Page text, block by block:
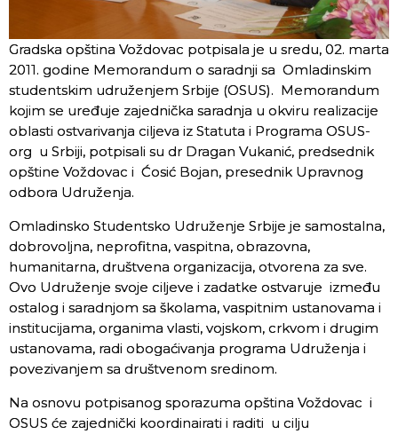
Gradska opština Voždovac potpisala je u sredu, 02. marta
2011. godine Memorandum o saradnji sa Omladinskim
studentskim udruženjem Srbije (OSUS). Memorandum
kojim se uređuje zajednička saradnja u okviru realizacije
oblasti ostvarivanja ciljeva iz Statuta i Programa OSUS-
org u Srbiji, potpisali su dr Dragan Vukanić, predsednik
opštine Voždovac i Ćosić Bojan, presednik Upravnog
odbora Udruženja.
Omladinsko Studentsko Udruženje Srbije je samostalna,
dobrovoljna, neprofitna, vaspitna, obrazovna,
humanitarna, društvena organizacija, otvorena za sve.
Ovo Udruženje svoje ciljeve i zadatke ostvaruje između
ostalog i saradnjom sa školama, vaspitnim ustanovama i
institucijama, organima vlasti, vojskom, crkvom i drugim
ustanovama, radi obogaćivanja programa Udruženja i
povezivanjem sa društvenom sredinom.
Na osnovu potpisanog sporazuma opština Voždovac i
OSUS će zajednički koordinairati i raditi u cilju